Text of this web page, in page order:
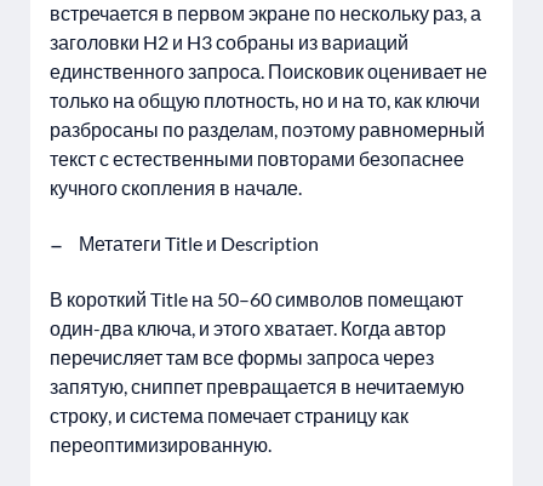
встречается в первом экране по нескольку раз, а
заголовки H2 и H3 собраны из вариаций
единственного запроса. Поисковик оценивает не
только на общую плотность, но и на то, как ключи
разбросаны по разделам, поэтому равномерный
текст с естественными повторами безопаснее
кучного скопления в начале.
Метатеги Title и Description
В короткий Title на 50–60 символов помещают
один-два ключа, и этого хватает. Когда автор
перечисляет там все формы запроса через
запятую, сниппет превращается в нечитаемую
строку, и система помечает страницу как
переоптимизированную.